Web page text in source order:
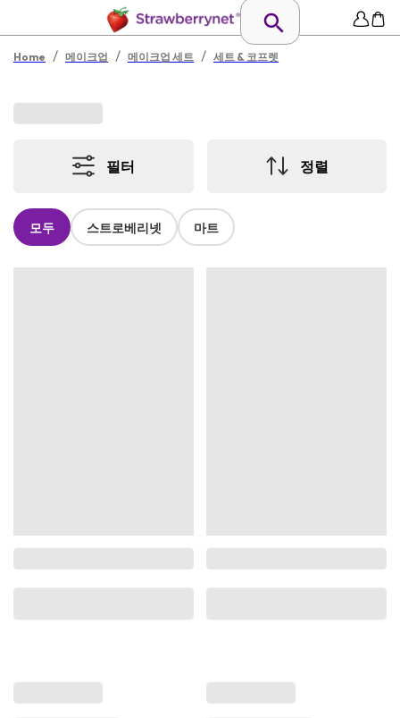
Home / 메이크업 / 메이크업 세트 / 세트 & 코프렛
필터 정렬
모두 스트로베리넷 마트